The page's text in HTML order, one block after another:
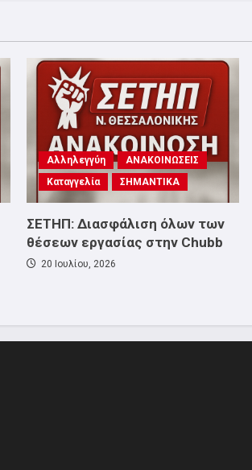
Αλληλεγγύη
ΑΝΑΚΟΙΝΩΣΕΙΣ
Καταγγελία
ΣΗΜΑΝΤΙΚΑ
ΣΕΤΗΠ: Διασφάλιση όλων των
θέσεων εργασίας στην Chubb
20 Ιουλίου, 2026